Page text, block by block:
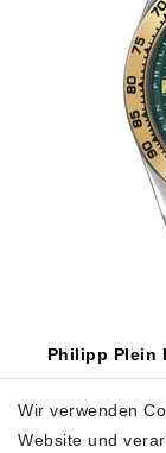
Philipp Plein
Wir verwenden
Website und